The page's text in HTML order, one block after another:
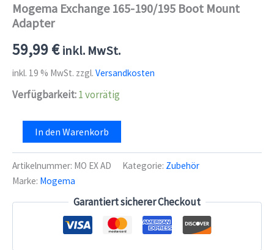
Mogema Exchange 165-190/195 Boot Mount
Adapter
59,99€ inkl. MwSt.
inkl. 19 % MwSt. zzgl. Versandkosten
Verfügbarkeit:1 vorrätig
Mogema
Exchange
165-
190/195
Boot
Mount
Adapter
In den Warenkorb
Artikelnummer: MO EX AD Kategorie: Zubehör
Marke: Mogema
Garantiert sicherer Checkout